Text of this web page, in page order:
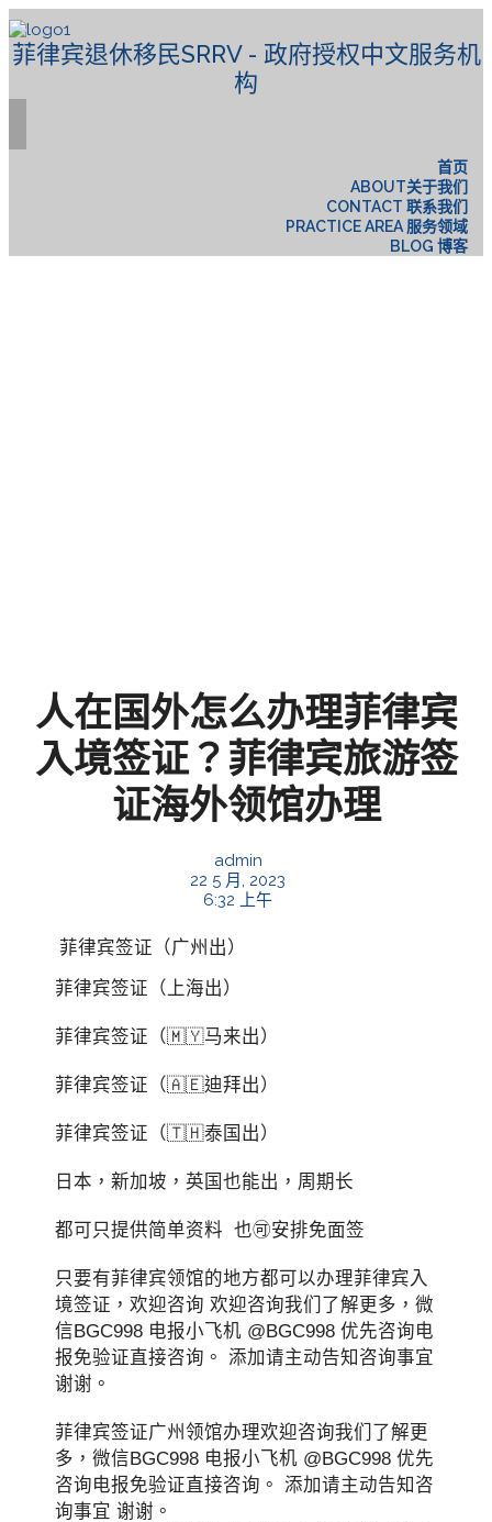
菲律宾退休移民SRRV - 政府授权中文服务机
构
首页
ABOUT关于我们
CONTACT 联系我们
PRACTICE AREA 服务领域
BLOG 博客
人在国外怎么办理菲律宾
入境签证？菲律宾旅游签
证海外领馆办理
admin
22 5 月, 2023
6:32 上午
菲律宾签证（广州出）
菲律宾签证（上海出）
菲律宾签证（🇲🇾马来出）
菲律宾签证（🇦🇪迪拜出）
菲律宾签证（🇹🇭泰国出）
日本，新加坡，英国也能出，周期长
都可只提供简单资料 也🉑️安排免面签
只要有菲律宾领馆的地方都可以办理菲律宾入
境签证，欢迎咨询 欢迎咨询我们了解更多，微
信BGC998 电报小飞机 @BGC998 优先咨询电
报免验证直接咨询。 添加请主动告知咨询事宜
谢谢。
菲律宾签证广州领馆办理欢迎咨询我们了解更
多，微信BGC998 电报小飞机 @BGC998 优先
咨询电报免验证直接咨询。 添加请主动告知咨
询事宜 谢谢。